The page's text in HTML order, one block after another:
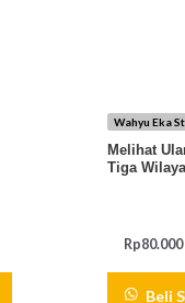
Wahyu Eka
Melihat
Tiga
Rp80.000
Beli